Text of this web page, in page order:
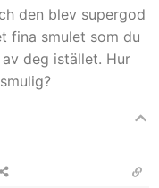
den blev supergod
fina smulet som du
deg istället. Hur